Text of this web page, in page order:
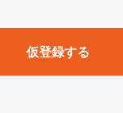
サービス（名称や内
実施するイベントやキ
」「
仮登録する